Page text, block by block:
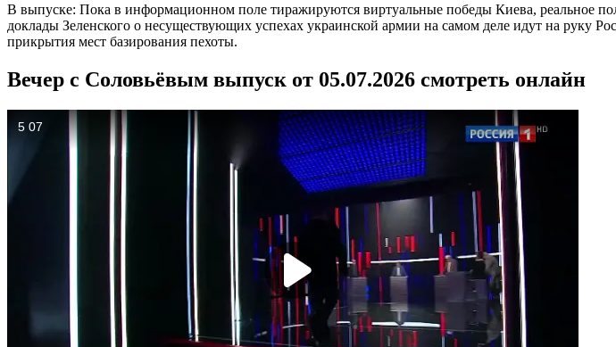
В выпуске: Пока в информационном поле тиражируются виртуальные победы Киева, реальное
доклады Зеленского о несуществующих успехах украинской армии на самом деле идут на руку
прикрытия мест базирования пехоты.
Вечер с Соловьёвым выпуск от 05.07.2026 смотреть онлайн